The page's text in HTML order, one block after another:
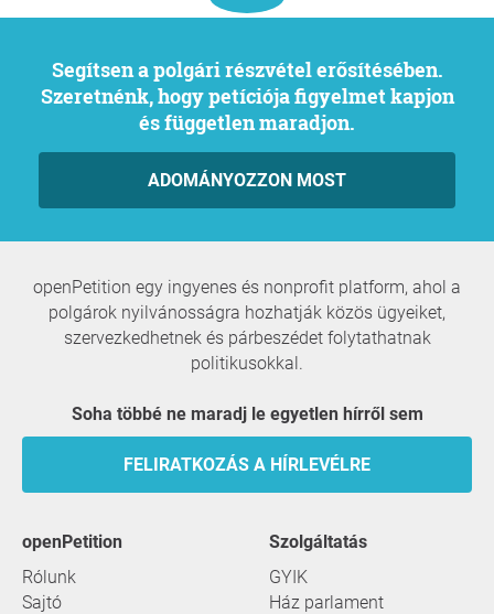
Segítsen a polgári részvétel erősítésében.
Szeretnénk, hogy petíciója figyelmet kapjon
és független maradjon.
ADOMÁNYOZZON MOST
openPetition egy ingyenes és nonprofit platform, ahol a
polgárok nyilvánosságra hozhatják közös ügyeiket,
szervezkedhetnek és párbeszédet folytathatnak
politikusokkal.
Soha többé ne maradj le egyetlen hírről sem
FELIRATKOZÁS A HÍRLEVÉLRE
openPetition
Rólunk
Sajtó
szolgáltatás
GYIK
Ház parlament